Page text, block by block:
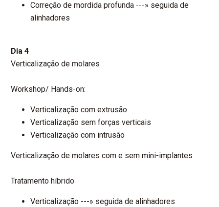
Correção de mordida profunda ---» seguida de
alinhadores
Dia 4
Verticalização de molares
Workshop/ Hands-on:
Verticalização com extrusão
Verticalização sem forças verticais
Verticalização com intrusão
Verticalização de molares com e sem mini-implantes
Tratamento híbrido
Verticalização ---» seguida de alinhadores